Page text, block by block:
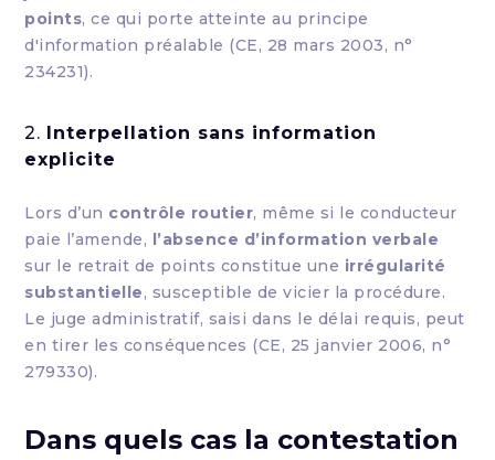
points, ce qui porte atteinte au principe
d'information préalable (CE, 28 mars 2003, n°
234231).
2. Interpellation sans information
explicite
Lors d’un contrôle routier, même si le conducteur
paie l’amende, l’absence d’information verbale
sur le retrait de points constitue une irrégularité
substantielle, susceptible de vicier la procédure.
Le juge administratif, saisi dans le délai requis, peut
en tirer les conséquences (CE, 25 janvier 2006, n°
279330).
Dans quels cas la contestation